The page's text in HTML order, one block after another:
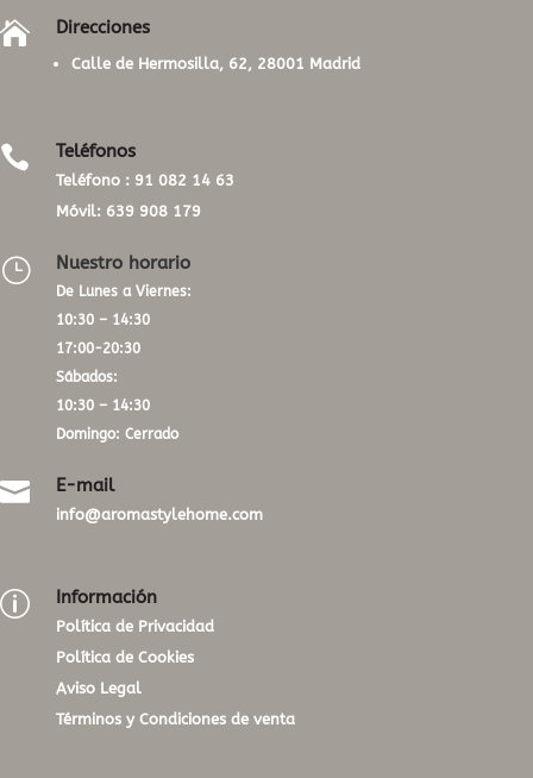
 Direcciones
Calle de Hermosilla, 62, 28001 Madrid
 Teléfonos
Teléfono : 91 082 14 63
Móvil: 639 908 179
} Nuestro horario
De Lunes a Viernes:
10:30 – 14:30
17:00-20:30
Sábados:
10:30 – 14:30
Domingo: Cerrado
 E-mail
info@aromastylehome.com
p Información
Política de Privacidad
Política de Cookies
Aviso Legal
Términos y Condiciones de venta